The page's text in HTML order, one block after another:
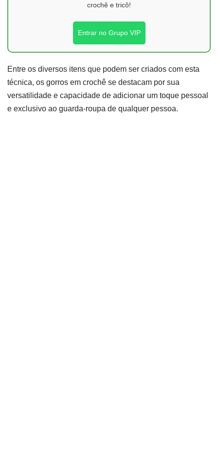
crochê e tricô!
Entrar no Grupo VIP
Entre os diversos itens que podem ser criados com esta
técnica, os gorros em crochê se destacam por sua
versatilidade e capacidade de adicionar um toque pessoal
e exclusivo ao guarda-roupa de qualquer pessoa.